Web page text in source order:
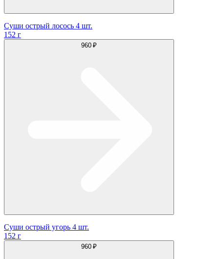
Суши острый лосось 4 шт.
152 г
960 ₽
Суши острый угорь 4 шт.
152 г
960 ₽